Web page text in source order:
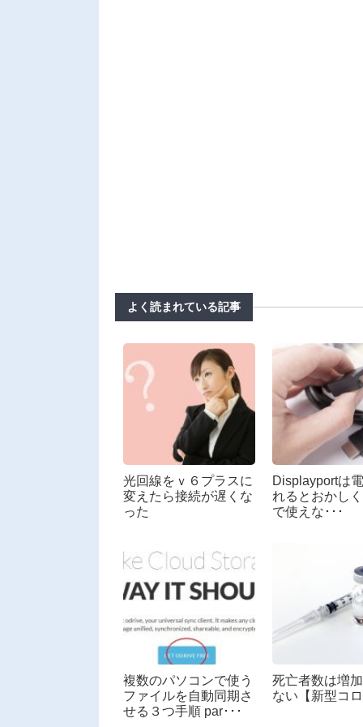
よく読まれている記事
光回線をｖ６プラスに
変えたら接続が遅くな
った
Displayportは
れるとおかし
で使えな･･･
複数のパソコンで使う
ファイルを自動同期さ
せる３つ手順 par･･･
死亡者数は増
ない【新型コロ